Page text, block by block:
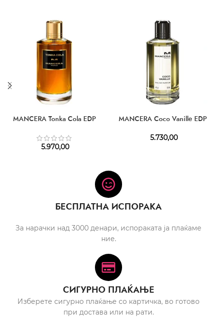
MANCERA Tonka Cola EDP
5.970,00
MANCERA Coco Vanille EDP
5.730,00
БЕСПЛАТНА ИСПОРАКА
За нарачки над 3000 денари, испораката ја плаќаме
ние.
СИГУРНО ПЛАЌАЊЕ
Изберете сигурно плаќање со картичка, во готово
при достава или на рати.